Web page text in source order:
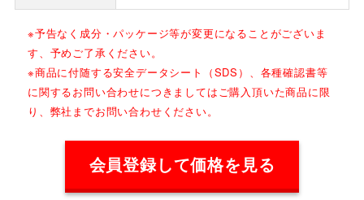
※予告なく成分・パッケージ等が変更になることがございま
す、予めご了承ください。
※商品に付随する安全データシート（SDS）、各種確認書等
に関するお問い合わせにつきましてはご購入頂いた商品に限
り、弊社までお問い合わせください。
会員登録して価格を見る